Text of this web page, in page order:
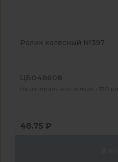
Ролик колесный №397
ЦБ048608
На центральном складе - 170 шт
48.75 ₽